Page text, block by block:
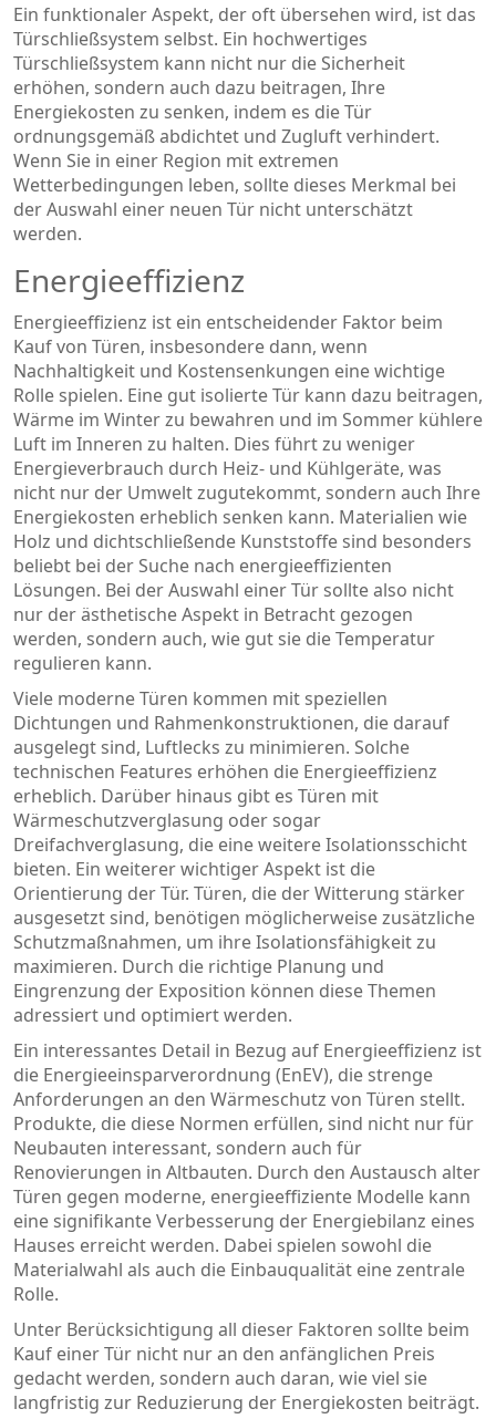
Ein funktionaler Aspekt, der oft übersehen wird, ist das
Türschließsystem selbst. Ein hochwertiges
Türschließsystem kann nicht nur die Sicherheit
erhöhen, sondern auch dazu beitragen, Ihre
Energiekosten zu senken, indem es die Tür
ordnungsgemäß abdichtet und Zugluft verhindert.
Wenn Sie in einer Region mit extremen
Wetterbedingungen leben, sollte dieses Merkmal bei
der Auswahl einer neuen Tür nicht unterschätzt
werden.
Energieeffizienz
Energieeffizienz ist ein entscheidender Faktor beim
Kauf von Türen, insbesondere dann, wenn
Nachhaltigkeit und Kostensenkungen eine wichtige
Rolle spielen. Eine gut isolierte Tür kann dazu beitragen,
Wärme im Winter zu bewahren und im Sommer kühlere
Luft im Inneren zu halten. Dies führt zu weniger
Energieverbrauch durch Heiz- und Kühlgeräte, was
nicht nur der Umwelt zugutekommt, sondern auch Ihre
Energiekosten erheblich senken kann. Materialien wie
Holz und dichtschließende Kunststoffe sind besonders
beliebt bei der Suche nach energieeffizienten
Lösungen. Bei der Auswahl einer Tür sollte also nicht
nur der ästhetische Aspekt in Betracht gezogen
werden, sondern auch, wie gut sie die Temperatur
regulieren kann.
Viele moderne Türen kommen mit speziellen
Dichtungen und Rahmenkonstruktionen, die darauf
ausgelegt sind, Luftlecks zu minimieren. Solche
technischen Features erhöhen die Energieeffizienz
erheblich. Darüber hinaus gibt es Türen mit
Wärmeschutzverglasung oder sogar
Dreifachverglasung, die eine weitere Isolationsschicht
bieten. Ein weiterer wichtiger Aspekt ist die
Orientierung der Tür. Türen, die der Witterung stärker
ausgesetzt sind, benötigen möglicherweise zusätzliche
Schutzmaßnahmen, um ihre Isolationsfähigkeit zu
maximieren. Durch die richtige Planung und
Eingrenzung der Exposition können diese Themen
adressiert und optimiert werden.
Ein interessantes Detail in Bezug auf Energieeffizienz ist
die Energieeinsparverordnung (EnEV), die strenge
Anforderungen an den Wärmeschutz von Türen stellt.
Produkte, die diese Normen erfüllen, sind nicht nur für
Neubauten interessant, sondern auch für
Renovierungen in Altbauten. Durch den Austausch alter
Türen gegen moderne, energieeffiziente Modelle kann
eine signifikante Verbesserung der Energiebilanz eines
Hauses erreicht werden. Dabei spielen sowohl die
Materialwahl als auch die Einbauqualität eine zentrale
Rolle.
Unter Berücksichtigung all dieser Faktoren sollte beim
Kauf einer Tür nicht nur an den anfänglichen Preis
gedacht werden, sondern auch daran, wie viel sie
langfristig zur Reduzierung der Energiekosten beiträgt.